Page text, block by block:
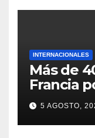
INTERNACIONALES
Más de
Francia
5 AGOSTO,